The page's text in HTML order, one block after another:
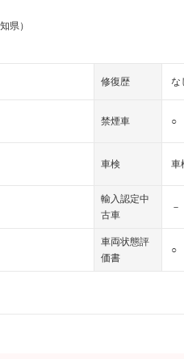
県）
修復歴 な
禁煙車 ○
車検 車
輸入認定中
古車
－
車両状態評
価書
○